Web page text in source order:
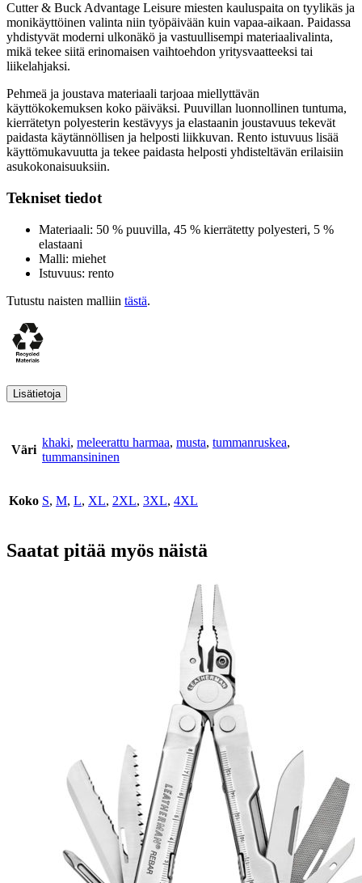
Cutter & Buck Advantage Leisure miesten kauluspaita on tyylikäs ja
monikäyttöinen valinta niin työpäivään kuin vapaa-aikaan. Paidassa
yhdistyvät moderni ulkonäkö ja vastuullisempi materiaalivalinta,
mikä tekee siitä erinomaisen vaihtoehdon yritysvaatteeksi tai
liikelahjaksi.
Pehmeä ja joustava materiaali tarjoaa miellyttävän
käyttökokemuksen koko päiväksi. Puuvillan luonnollinen tuntuma,
kierrätetyn polyesterin kestävyys ja elastaanin joustavuus tekevät
paidasta käytännöllisen ja helposti liikkuvan. Rento istuvuus lisää
käyttömukavuutta ja tekee paidasta helposti yhdisteltävän erilaisiin
asukokonaisuuksiin.
Tekniset tiedot
Materiaali: 50 % puuvilla, 45 % kierrätetty polyesteri, 5 %
elastaani
Malli: miehet
Istuvuus: rento
Tutustu naisten malliin tästä.
Lisätietoja
Väri
khaki, meleerattu harmaa, musta, tummanruskea,
tummansininen
Koko S, M, L, XL, 2XL, 3XL, 4XL
Saatat pitää myös näistä